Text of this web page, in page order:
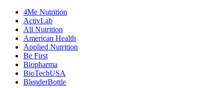
4Me Nutrition
ActivLab
All Nutrition
American Health
Applied Nutrition
Be First
Biopharma
BioTechUSA
BlenderBottle